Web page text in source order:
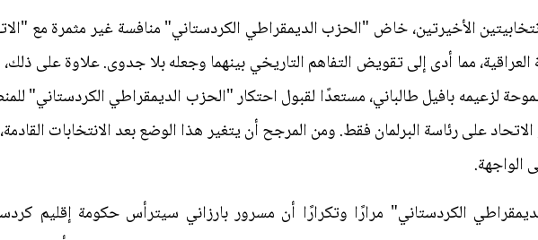
الأخيرتين، خاض "الحزب الديمقراطي الكردستاني" منافسة غير مثمرة مع
العراقية، مما أدى إلى تقويض التفاهم التاريخي بينهما وجعله بلا جدوى. علاوة على
لزعيمه بافيل طالباني، مستعدًا لقبول احتكار "الحزب الديمقراطي الكردستاني"
على رئاسة البرلمان فقط. ومن المرجح أن يتغير هذا الوضع بعد الانتخابات
الواجهة.
الكردستاني" مرارًا وتكرارًا أن مسرور بارزاني سيترأس حكومة إقليم